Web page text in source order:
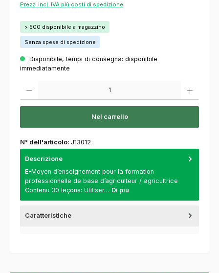
Prezzi incl. IVA più costi di spedizione
> 500 disponibile a magazzino
Senza spese di spedizione
Disponibile, tempi di consegna: disponibile
immediatamente
Nel carrello
N° dell'articolo: J13012
Descrizione
E-Moyen d’enseignement pour la formation
professionnelle de base d’agriculteur / agricultrice
Contenu 30 leçons: Utiliser… Di più
Caratteristiche